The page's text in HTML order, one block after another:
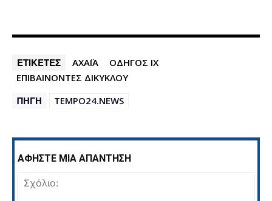
ΕΤΙΚΕΤΕΣ ΑΧΑΪΑ
ΟΔΗΓΟΣ ΙΧ
ΕΠΙΒΑΙΝΟΝΤΕΣ ΔΙΚΥΚΛΟΥ
ΠΗΓΗ TEMPO24.NEWS
ΑΦΗΣΤΕ ΜΙΑ ΑΠΑΝΤΗΣΗ